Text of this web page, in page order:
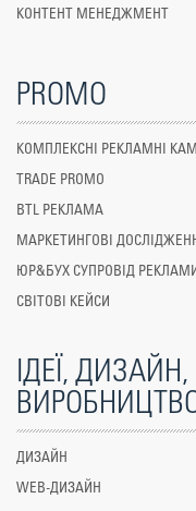
КОНТЕНТ МЕНЕДЖМЕНТ
PROMO
КОМПЛЕКСНІ РЕКЛАМНІ
TRADE PROMO
BTL РЕКЛАМА
МАРКЕТИНГОВІ
ЮР&БУХ СУПРОВІД РЕКЛАМИ
СВІТОВІ КЕЙСИ
ІДЕЇ,
ДИЗАЙН
WEB-ДИЗАЙН